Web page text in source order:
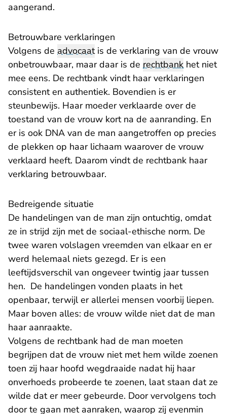
aangerand.
Betrouwbare verklaringen
Volgens de advocaatis de verklaring van de vrouw
onbetrouwbaar, maar daar is de rechtbank het niet
mee eens. De rechtbank vindt haar verklaringen
consistent en authentiek. Bovendien is er
steunbewijs. Haar moeder verklaarde over de
toestand van de vrouw kort na de aanranding. En
er is ook DNA van de man aangetroffen op precies
de plekken op haar lichaam waarover de vrouw
verklaard heeft. Daarom vindt de rechtbank haar
verklaring betrouwbaar.
Bedreigende situatie
De handelingen van de man zijn ontuchtig, omdat
ze in strijd zijn met de sociaal-ethische norm. De
twee waren volslagen vreemden van elkaar en er
werd helemaal niets gezegd. Er is een
leeftijdsverschil van ongeveer twintig jaar tussen
hen. De handelingen vonden plaats in het
openbaar, terwijl er allerlei mensen voorbij liepen.
Maar boven alles: de vrouw wilde niet dat de man
haar aanraakte.
Volgens de rechtbank had de man moeten
begrijpen dat de vrouw niet met hem wilde zoenen
toen zij haar hoofd wegdraaide nadat hij haar
onverhoeds probeerde te zoenen, laat staan dat ze
wilde dat er meer gebeurde. Door vervolgens toch
door te gaan met aanraken, waarop zij evenmin